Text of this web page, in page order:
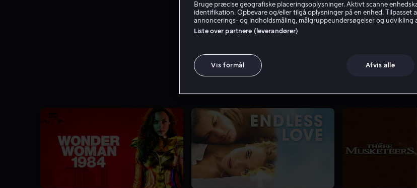
Gabriella Wilde
Bruge præcise geografiske placeringsoplysninger. Aktivt scanne
identifikation. Opbevare og/eller tilgå oplysninger på en enhed. Tilpasset
annoncerings- og indholdsmåling, målgruppeundersøgelser og udvikling
Liste over partnere (leverandører)
Vis formål Afvis alle